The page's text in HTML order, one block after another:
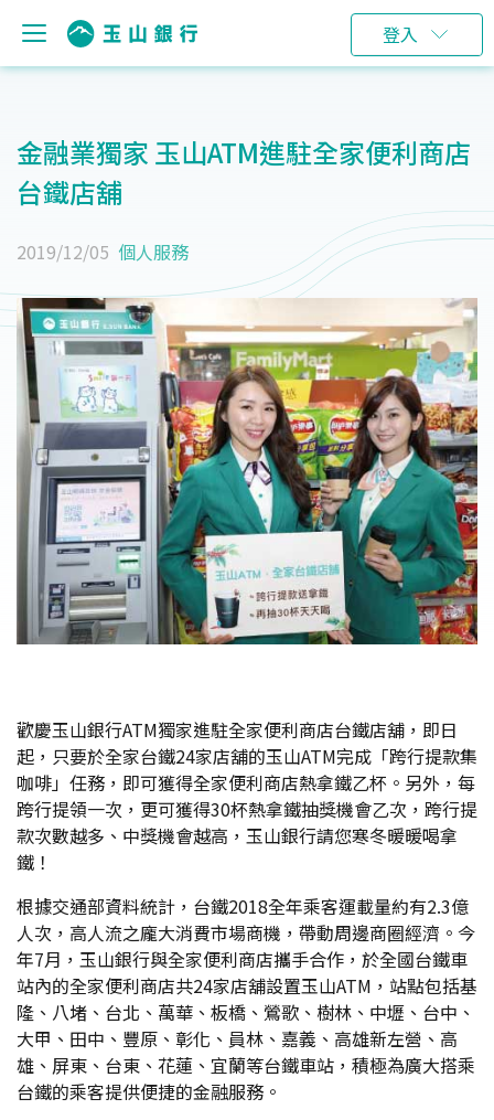
登入
金融業獨家 玉山ATM進駐全家便利商店
台鐵店舖
2019/12/05 個人服務
歡慶玉山銀行ATM獨家進駐全家便利商店台鐵店舖，即日
起，只要於全家台鐵24家店舖的玉山ATM完成「跨行提款集
咖啡」任務，即可獲得全家便利商店熱拿鐵乙杯。另外，每
跨行提領一次，更可獲得30杯熱拿鐵抽獎機會乙次，跨行提
款次數越多、中獎機會越高，玉山銀行請您寒冬暖暖喝拿
鐵！
根據交通部資料統計，台鐵2018全年乘客運載量約有2.3億
人次，高人流之龐大消費市場商機，帶動周邊商圈經濟。今
年7月，玉山銀行與全家便利商店攜手合作，於全國台鐵車
站內的全家便利商店共24家店舖設置玉山ATM，站點包括基
隆、八堵、台北、萬華、板橋、鶯歌、樹林、中壢、台中、
大甲、田中、豐原、彰化、員林、嘉義、高雄新左營、高
雄、屏東、台東、花蓮、宜蘭等台鐵車站，積極為廣大搭乘
台鐵的乘客提供便捷的金融服務。